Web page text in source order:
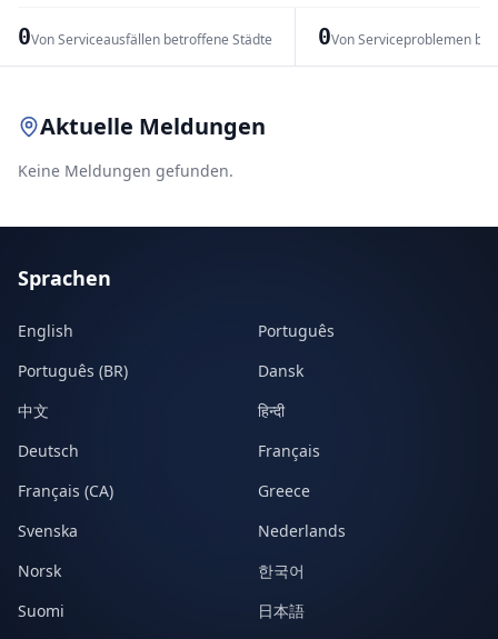
0Von Serviceausfällen betroffene Städte 0Von Serviceproblemen
Aktuelle Meldungen
Keine Meldungen gefunden.
Sprachen
English
Português
Português (BR)
Dansk
中文
हिन्दी
Deutsch
Français
Français (CA)
Greece
Svenska
Nederlands
Norsk
한국어
Suomi
日本語